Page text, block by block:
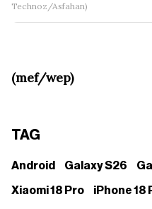
Technoz/Asfahan)
(mef/wep)
TAG
Android Galaxy S26
Xiaomi 18 Pro iPhone 18